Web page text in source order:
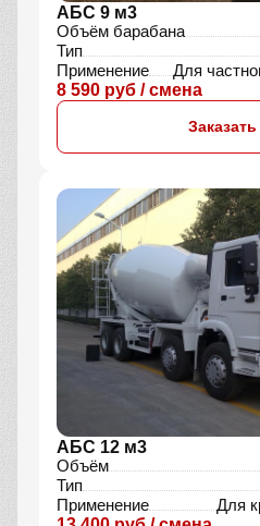
АБС 9 м3
Объём барабана
Тип
Применение
Для
8 590 руб / смена
Заказать
АБС 12 м3
Объём
Тип
Применение
Для